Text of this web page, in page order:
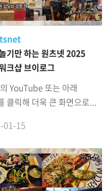
기만 하는 원츠넷 2025
크샵 브이로그
YouTube 또는 아래
클릭해 더욱 큰 화면으로...
01-15